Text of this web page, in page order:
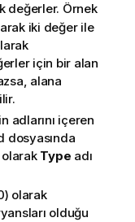
değerler. Örnek
iki değer ile
için bir alan
alana
adlarını içeren
dosyasında
Type adı
olarak
olduğu